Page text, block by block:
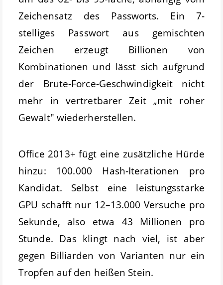
Zeichensatz des Passworts. Ein 7-
stelliges Passwort aus gemischten
Zeichen erzeugt Billionen von
Kombinationen und lässt sich aufgrund
der Brute-Force-Geschwindigkeit nicht
mehr in vertretbarer Zeit „mit roher
Gewalt" wiederherstellen.
Office 2013+ fügt eine zusätzliche Hürde
hinzu: 100.000 Hash-Iterationen pro
Kandidat. Selbst eine leistungsstarke
GPU schafft nur 12–13.000 Versuche pro
Sekunde, also etwa 43 Millionen pro
Stunde. Das klingt nach viel, ist aber
gegen Billiarden von Varianten nur ein
Tropfen auf den heißen Stein.